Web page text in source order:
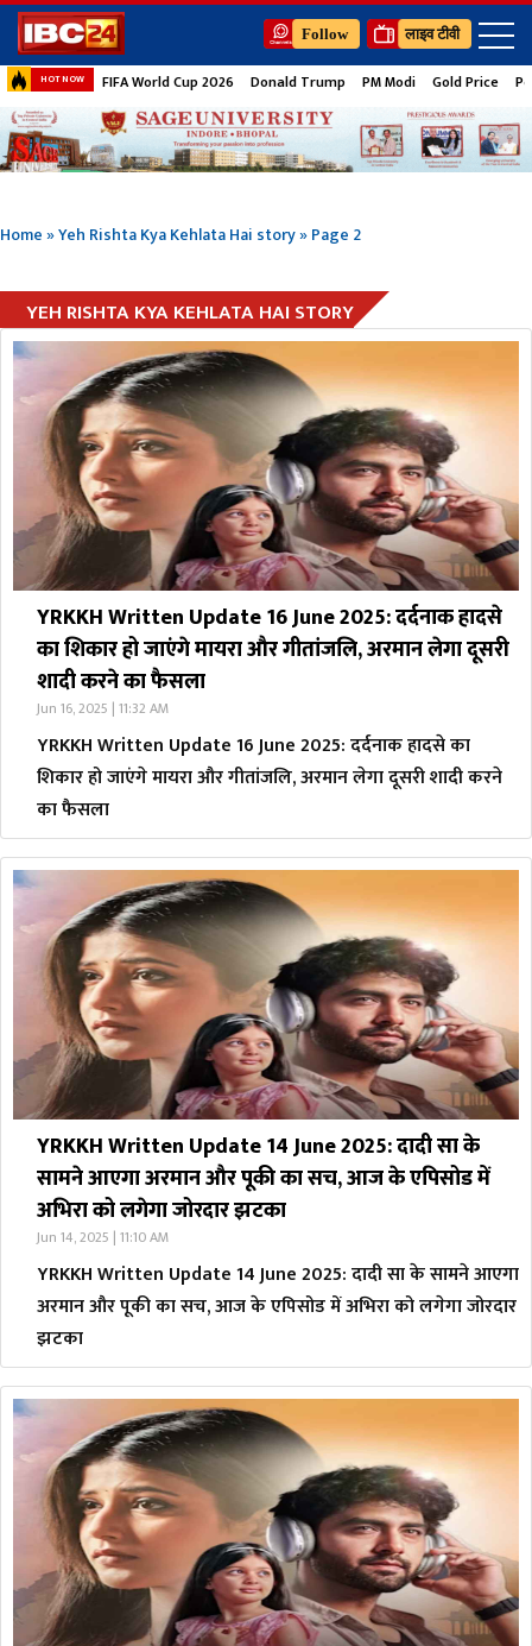
Follow लाइव टीवी
HOT NOW FIFA World Cup 2026 Donald Trump PM Modi Gold Price
Home»Yeh Rishta Kya Kehlata Hai story»Page 2
YEH RISHTA KYA KEHLATA HAI STORY
YRKKH Written Update 16 June 2025: दर्दनाक हादसे
का शिकार हो जाएंगे मायरा और गीतांजलि, अरमान लेगा दूसरी
शादी करने का फैसला
Jun 16, 2025 | 11:32 AM
YRKKH Written Update 16 June 2025: दर्दनाक हादसे का
शिकार हो जाएंगे मायरा और गीतांजलि, अरमान लेगा दूसरी शादी करने
का फैसला
YRKKH Written Update 14 June 2025: दादी सा के
सामने आएगा अरमान और पूकी का सच, आज के एपिसोड में
अभिरा को लगेगा जोरदार झटका
Jun 14, 2025 | 11:10 AM
YRKKH Written Update 14 June 2025: दादी सा के सामने आएगा
अरमान और पूकी का सच, आज के एपिसोड में अभिरा को लगेगा जोरदार
झटका